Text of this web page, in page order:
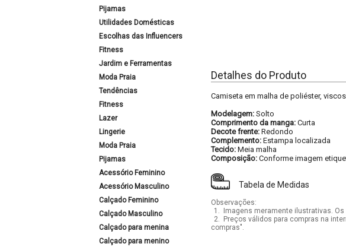
Pijamas
Utilidades Domésticas
Escolhas das Influencers
Fitness
Jardim e Ferramentas
Moda Praia
Tendências
Fitness
Lazer
Lingerie
Moda Praia
Pijamas
Acessório Feminino
Acessório Masculino
Calçado Feminino
Calçado Masculino
Calçado para menina
Calçado para menino
Detalhes do Produto
Camiseta em malha de poliéster,
Modelagem: Solto
Comprimento da manga: Curta
Decote frente: Redondo
Complemento: Estampa localizada
Tecido: Meia malha
Composição: Conforme imagem
Tabela de Medidas
Observações:
1.
Imagens meramente ilustrativas.
2.
Preços válidos para compras na
compras".